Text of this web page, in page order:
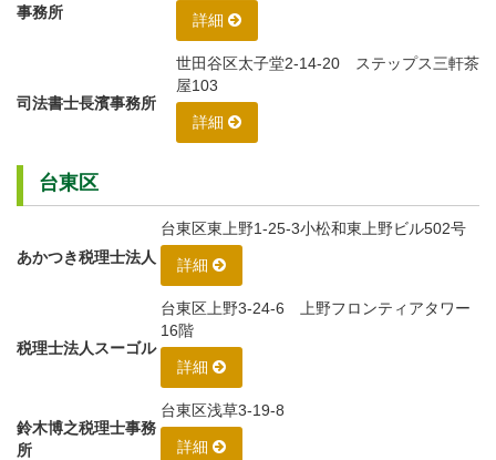
事務所
詳細
司法書士長濱事務所
世田谷区太子堂2-14-20 ステップス三軒茶
屋103
詳細
台東区
あかつき税理士法人
台東区東上野1-25-3小松和東上野ビル502号
詳細
税理士法人スーゴル
台東区上野3-24-6 上野フロンティアタワー
16階
詳細
鈴木博之税理士事務
所
台東区浅草3-19-8
詳細